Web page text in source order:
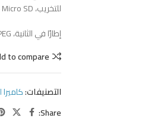
للتخريب، IR، WDR، ICR، ONVIF، IP66، POE، Micro SD حتى 128 جيجابايت 1920*1080@30
إطارًا في الثانية، H.265/H.264/MJPEG، تيارات ثلاثية، IP67، وظائف ذكية
to compare
التصنيفات:
Share: